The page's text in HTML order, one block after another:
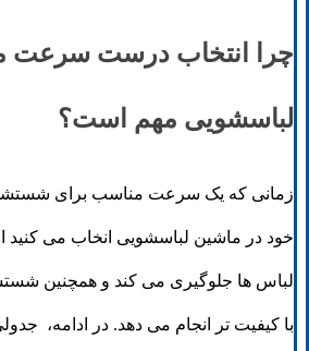
چرا انتخاب درست سرعت
لباسشویی مهم است؟
زمانی که یک سرعت مناسب برای
خود در ماشین لباسشویی انخاب می کنید
لباس ها جلوگیری می کند و همچنین
با کیفیت تر انجام می دهد. در ادامه،